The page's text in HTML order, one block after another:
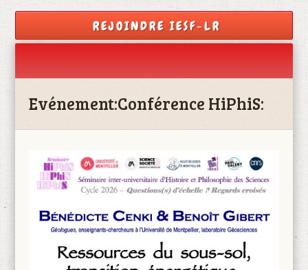
REJOINDRE IESF-LR
Evénement:Conférence HiPhiS: